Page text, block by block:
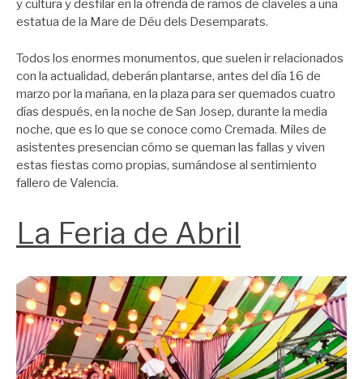
y cultura y desfilar en la ofrenda de ramos de claveles a una
estatua de la Mare de Déu dels Desemparats.
Todos los enormes monumentos, que suelen ir relacionados
con la actualidad, deberán plantarse, antes del día 16 de
marzo por la mañana, en la plaza para ser quemados cuatro
días después, en la noche de San Josep, durante la media
noche, que es lo que se conoce como Cremada. Miles de
asistentes presencian cómo se queman las fallas y viven
estas fiestas como propias, sumándose al sentimiento
fallero de Valencia.
La Feria de Abril